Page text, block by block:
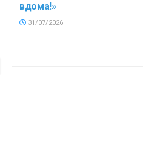
вдома!»
31/07/2026